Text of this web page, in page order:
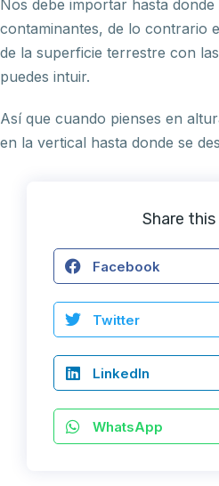
Nos debe importar hasta
contaminantes, de lo contrario
de la superficie terrestre con
puedes intuir.
Así que cuando pienses en
en la vertical hasta donde se
Share
Facebook
Twitter
LinkedIn
WhatsApp